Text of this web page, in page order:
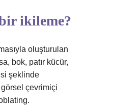
ikileme?
oluşturulan
bok, patır kücür,
şeklinde
çevrimiçi